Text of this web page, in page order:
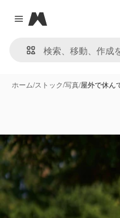
Close menu
Magnific
ホーム/ストック/写真/屋外で休ん